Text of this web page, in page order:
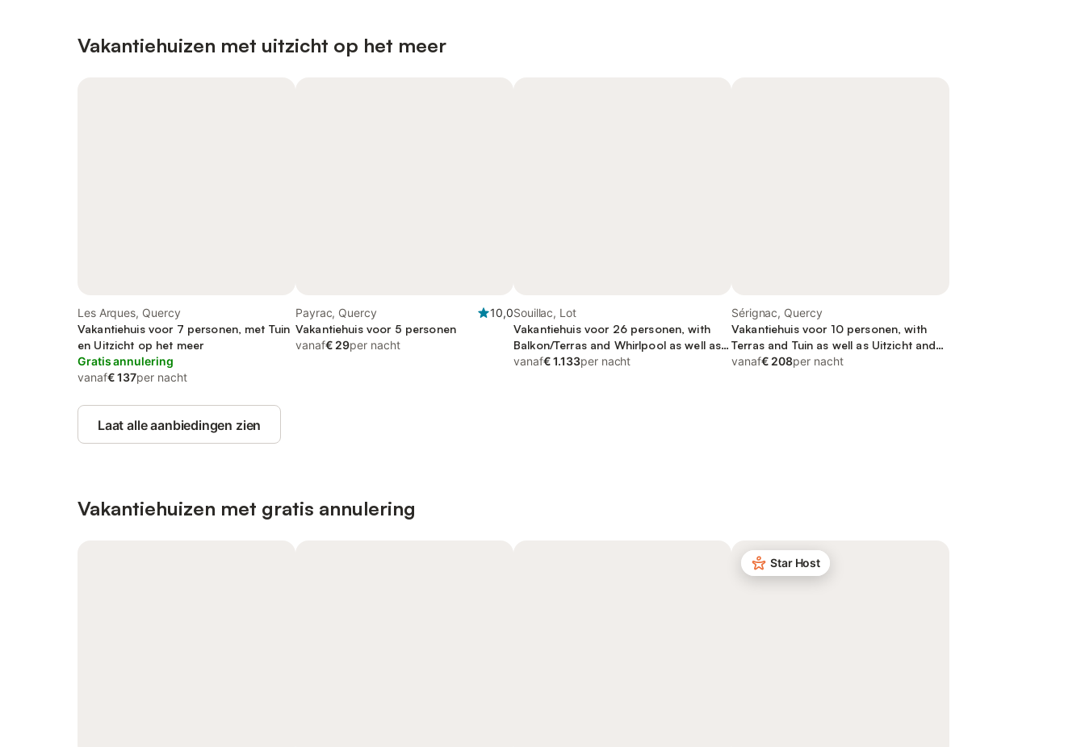
Vakantiehuizen met uitzicht op het meer
Les Arques, Quercy
Vakantiehuis voor 7 personen, met Tuin
en Uitzicht op het meer
Gratis annulering
vanaf€ 137per nacht
Payrac, Quercy
10,0
Vakantiehuis voor 5 personen
vanaf€ 29per nacht
Souillac, Lot
Vakantiehuis voor 26 personen, with
Balkon/Terras and Whirlpool as well as
Terras and Zwembad
vanaf€ 1.133per nacht
Sérignac, Quercy
Vakantiehuis voor 10 personen, with
Terras and Tuin as well as Uitzicht and
Uitzicht op het meer
vanaf€ 208per nacht
Laat alle aanbiedingen zien
Vakantiehuizen met gratis annulering
Star Host